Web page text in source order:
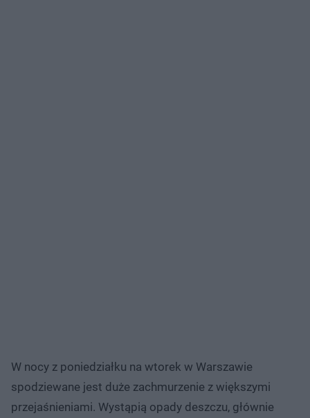
W nocy z poniedziałku na wtorek w Warszawie
spodziewane jest duże zachmurzenie z większymi
przejaśnieniami. Wystąpią opady deszczu, głównie